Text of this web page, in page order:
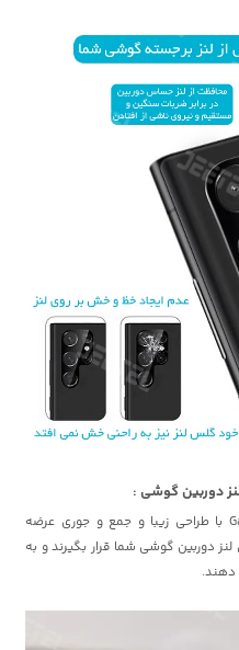
دوربین گوشی :
اکثر محافظ لنز دوربین گوشی Galaxy A14 با طراحی زیبا و جمع و جوری عرضه
دوربین گوشی شما قرار بگیرند و به
دهند.